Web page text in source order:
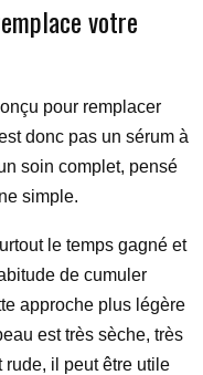
votre
pour remplacer
donc pas un sérum à
soin complet, pensé
simple.
le temps gagné et
de cumuler
approche plus légère
est très sèche, très
il peut être utile